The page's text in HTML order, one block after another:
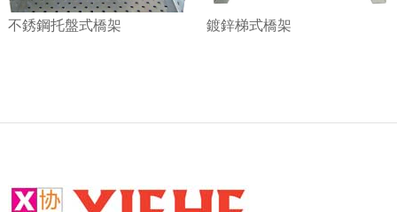
不銹鋼托盤式橋架 鍍鋅梯式橋架